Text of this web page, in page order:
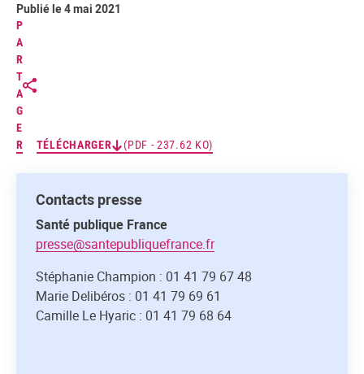
P
A
R
T
A
G
E
R
TÉLÉCHARGER (PDF - 237.62 KO)
Publié le 4 mai 2021
Contacts presse
Santé publique France
presse@santepubliquefrance.fr
Stéphanie Champion : 01 41 79 67 48
Marie Delibéros : 01 41 79 69 61
Camille Le Hyaric : 01 41 79 68 64